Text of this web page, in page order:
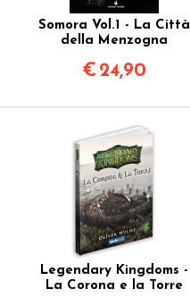
Somora Vol.1 - La Città
della Menzogna
€ 24,90
Legendary Kingdoms -
La Corona e la Torre